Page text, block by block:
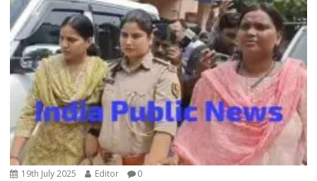
19th July 2025 Editor 0